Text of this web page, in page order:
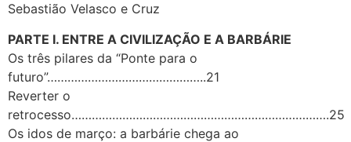
Sebastião Velasco e Cruz
PARTE I. ENTRE A CIVILIZAÇÃO E A BARBÁRIE
Os três pilares da “Ponte para o
futuro”………………………………………..21
Reverter o
retrocesso………………………………………………………………….25
Os idos de março: a barbárie chega ao